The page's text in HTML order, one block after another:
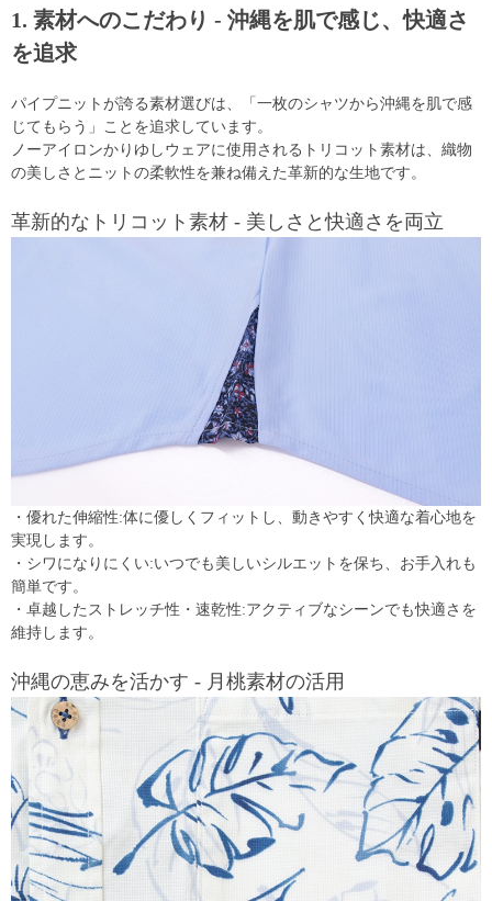
1. 素材へのこだわり - 沖縄を肌で感じ、快適さ
を追求
パイプニットが誇る素材選びは、「一枚のシャツから沖縄を肌で感
じてもらう」ことを追求しています。
ノーアイロンかりゆしウェアに使用されるトリコット素材は、織物
の美しさとニットの柔軟性を兼ね備えた革新的な生地です。
革新的なトリコット素材 - 美しさと快適さを両立
・優れた伸縮性:体に優しくフィットし、動きやすく快適な着心地を
実現します。
・シワになりにくい:いつでも美しいシルエットを保ち、お手入れも
簡単です。
・卓越したストレッチ性・速乾性:アクティブなシーンでも快適さを
維持します。
沖縄の恵みを活かす - 月桃素材の活用